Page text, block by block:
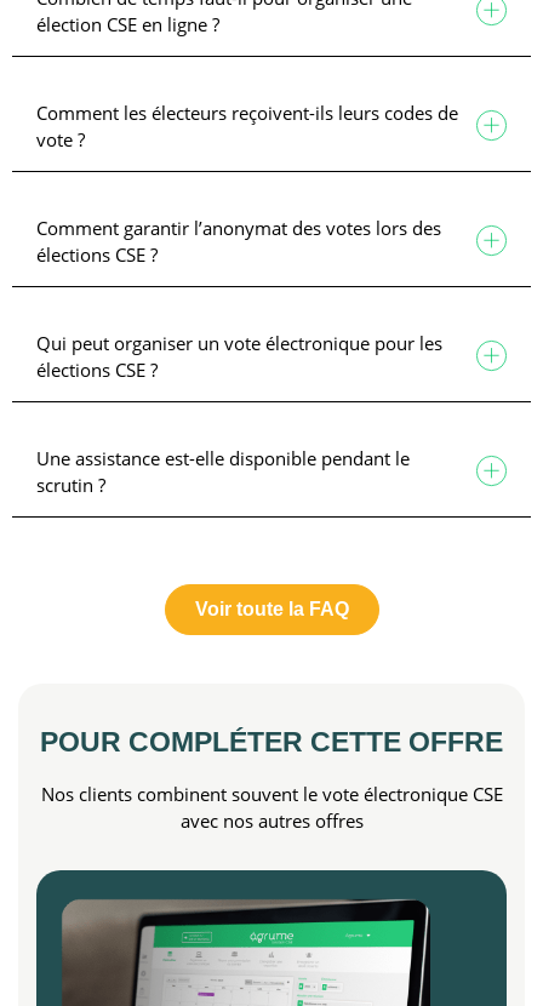
élection CSE en ligne ?
Comment les électeurs reçoivent-ils leurs codes de
vote ?
Comment garantir l’anonymat des votes lors des
élections CSE ?
Qui peut organiser un vote électronique pour les
élections CSE ?
Une assistance est-elle disponible pendant le
scrutin ?
Voir toute la FAQ
POUR COMPLÉTER CETTE OFFRE
Nos clients combinent souvent le vote électronique CSE
avec nos autres offres